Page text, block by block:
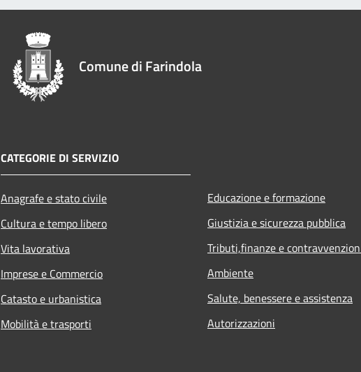
Comune di Farindola
CATEGORIE DI SERVIZIO
Anagrafe e stato civile
Cultura e tempo libero
Vita lavorativa
Imprese e Commercio
Catasto e urbanistica
Mobilità e trasporti
Educazione e formazione
Giustizia e sicurezza pubblica
Tributi,finanze e
Ambiente
Salute, benessere e assistenza
Autorizzazioni